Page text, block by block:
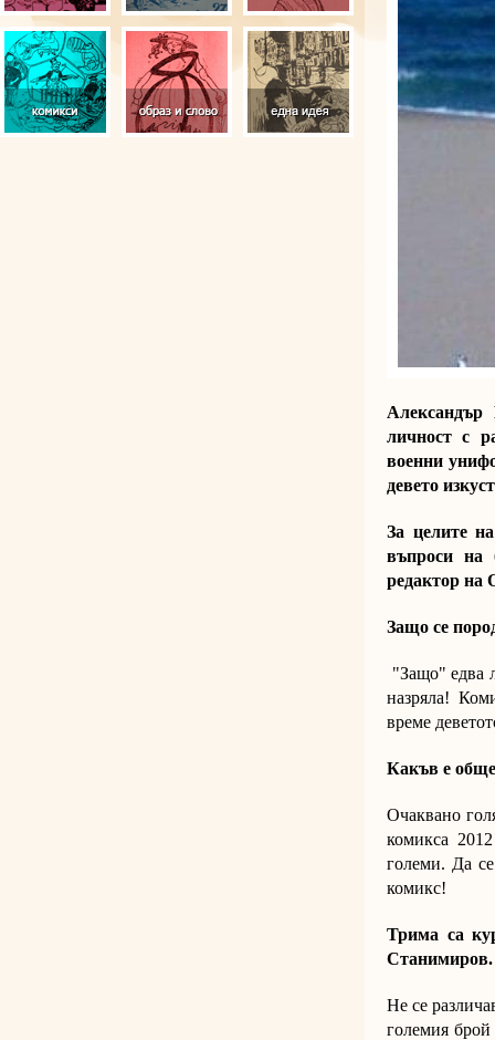
Александър
личност с
военни
девето
За целите
въпроси на
редактор на
Защо се
"Защо" едва
назряла!
време
Какъв е
Очаквано
комикса
големи. Да
комикс!
Трима са
Станимиров.
Не се
големия брой